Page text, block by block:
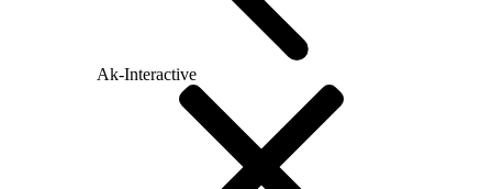
Ak-Interactive